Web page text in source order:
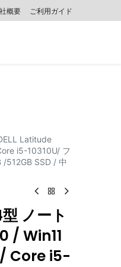
概要 ご利用ガイド
Latitude
i5-10310U/ フ
512GB SSD / 中
ノート
/ Win11
Core i5-